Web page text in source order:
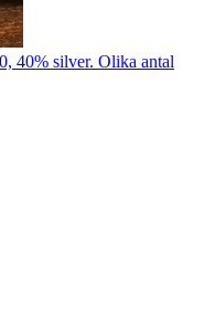
40% silver. Olika antal